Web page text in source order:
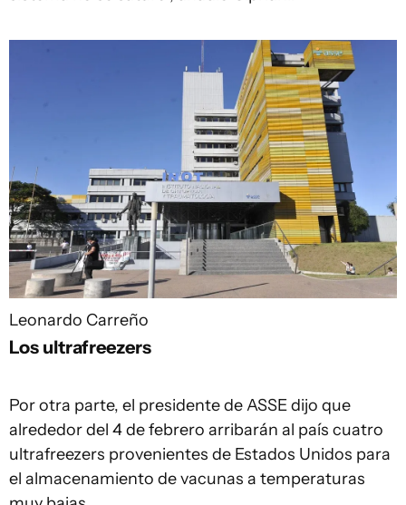
Leonardo Carreño
Los ultrafreezers
Por otra parte, el presidente de ASSE dijo que
alrededor del 4 de febrero arribarán al país cuatro
ultrafreezers provenientes de Estados Unidos para
el almacenamiento de vacunas a temperaturas